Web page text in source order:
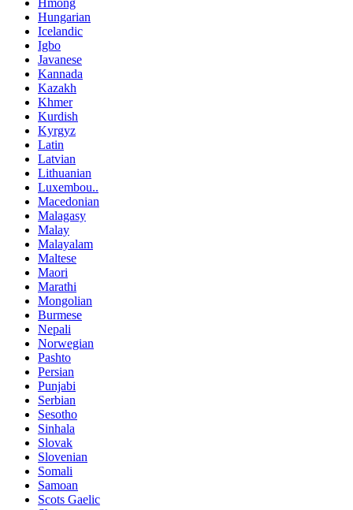
Hungarian
Icelandic
Igbo
Javanese
Kannada
Kazakh
Khmer
Kurdish
Kyrgyz
Latin
Latvian
Lithuanian
Luxembou..
Macedonian
Malagasy
Malay
Malayalam
Maltese
Maori
Marathi
Mongolian
Burmese
Nepali
Norwegian
Pashto
Persian
Punjabi
Serbian
Sesotho
Sinhala
Slovak
Slovenian
Somali
Samoan
Scots Gaelic